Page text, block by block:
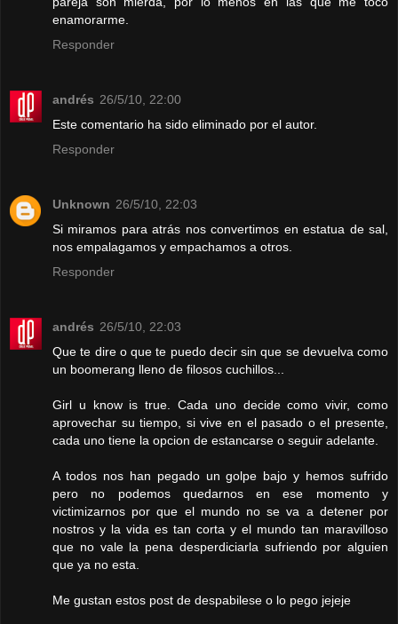
enamorarme.
Responder
andrés 26/5/10, 22:00
Este comentario ha sido eliminado por el autor.
Responder
Unknown 26/5/10, 22:03
Si miramos para atrás nos convertimos en estatua de sal,
nos empalagamos y empachamos a otros.
Responder
andrés 26/5/10, 22:03
Que te dire o que te puedo decir sin que se devuelva como
un boomerang lleno de filosos cuchillos...
Girl u know is true. Cada uno decide como vivir, como
aprovechar su tiempo, si vive en el pasado o el presente,
cada uno tiene la opcion de estancarse o seguir adelante.
A todos nos han pegado un golpe bajo y hemos sufrido
pero no podemos quedarnos en ese momento y
victimizarnos por que el mundo no se va a detener por
nostros y la vida es tan corta y el mundo tan maravilloso
que no vale la pena desperdiciarla sufriendo por alguien
que ya no esta.
Me gustan estos post de despabilese o lo pego jejeje